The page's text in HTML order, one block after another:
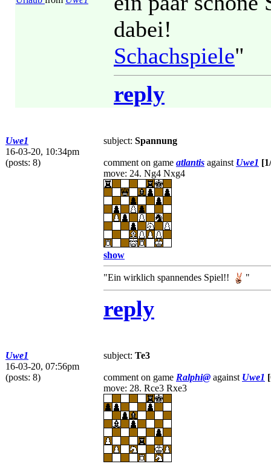
dabei!
Schachspiele"
reply
Uwe1
16-03-20, 10:34pm
(posts: 8)
subject: Spannung
comment on game atlantis against Uwe1
move: 24. Ng4 Nxg4
show
"Ein wirklich spannendes Spiel!! "
reply
Uwe1
16-03-20, 07:56pm
(posts: 8)
subject: Te3
comment on game Ralphi@ against Uwe1
move: 28. Rce3 Rxe3